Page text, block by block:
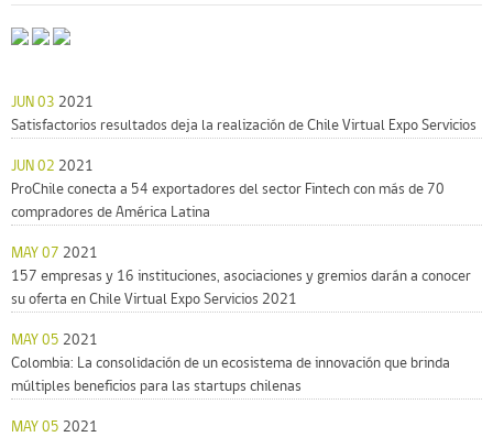
JUN 03 2021
Satisfactorios resultados deja la realización de Chile Virtual Expo Servicios
JUN 02 2021
ProChile conecta a 54 exportadores del sector Fintech con más de 70
compradores de América Latina
MAY 07 2021
157 empresas y 16 instituciones, asociaciones y gremios darán a conocer
su oferta en Chile Virtual Expo Servicios 2021
MAY 05 2021
Colombia: La consolidación de un ecosistema de innovación que brinda
múltiples beneficios para las startups chilenas
MAY 05 2021